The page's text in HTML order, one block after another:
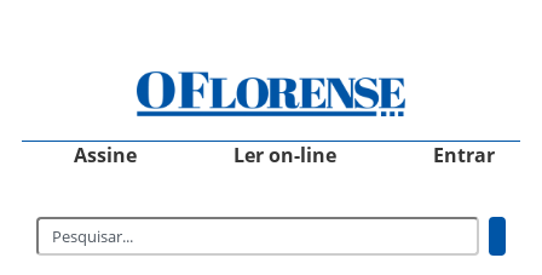
Assine Ler on-line Entrar